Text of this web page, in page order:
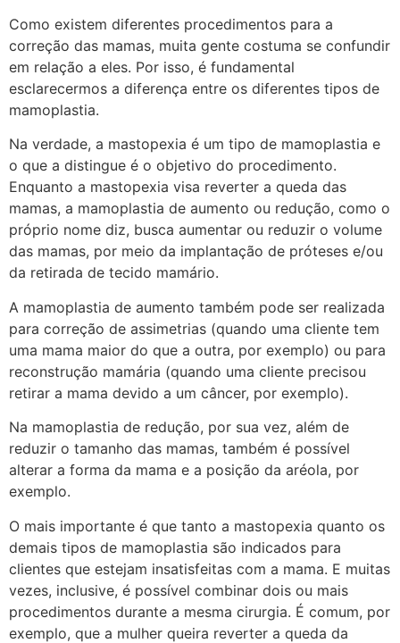
Como existem diferentes procedimentos para a
correção das mamas, muita gente costuma se confundir
em relação a eles. Por isso, é fundamental
esclarecermos a diferença entre os diferentes tipos de
mamoplastia.
Na verdade, a mastopexia é um tipo de mamoplastia e
o que a distingue é o objetivo do procedimento.
Enquanto a mastopexia visa reverter a queda das
mamas, a mamoplastia de aumento ou redução, como o
próprio nome diz, busca aumentar ou reduzir o volume
das mamas, por meio da implantação de próteses e/ou
da retirada de tecido mamário.
A mamoplastia de aumento também pode ser realizada
para correção de assimetrias (quando uma cliente tem
uma mama maior do que a outra, por exemplo) ou para
reconstrução mamária (quando uma cliente precisou
retirar a mama devido a um câncer, por exemplo).
Na mamoplastia de redução, por sua vez, além de
reduzir o tamanho das mamas, também é possível
alterar a forma da mama e a posição da aréola, por
exemplo.
O mais importante é que tanto a mastopexia quanto os
demais tipos de mamoplastia são indicados para
clientes que estejam insatisfeitas com a mama. E muitas
vezes, inclusive, é possível combinar dois ou mais
procedimentos durante a mesma cirurgia. É comum, por
exemplo, que a mulher queira reverter a queda da